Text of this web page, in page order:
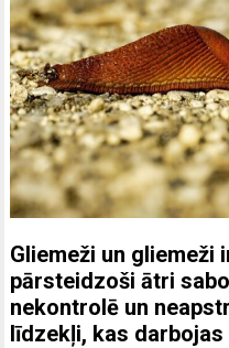
Gliemeži un gliemeži
pārsteidzoši ātri
nekontrolē un
līdzekļi, kas darbojas